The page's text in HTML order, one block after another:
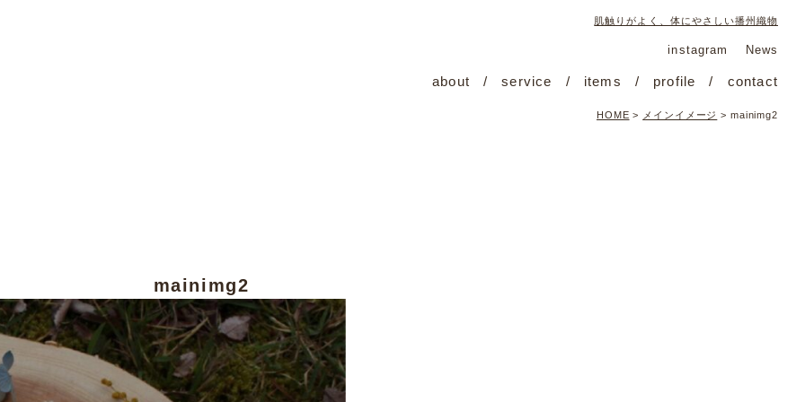
肌触りがよく、体にやさしい播州織物
instagram News
about service items profile contact
HOME > メインイメージ > mainimg2
mainimg2